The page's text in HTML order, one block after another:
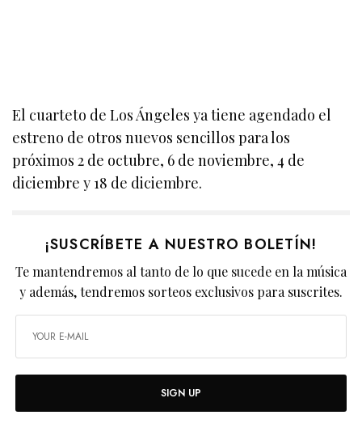
El cuarteto de Los Ángeles ya tiene agendado el
estreno de otros nuevos sencillos para los
próximos 2 de octubre, 6 de noviembre, 4 de
diciembre y 18 de diciembre.
¡SUSCRÍBETE A NUESTRO BOLETÍN!
Te mantendremos al tanto de lo que sucede en la música
y además, tendremos sorteos exclusivos para suscrites.
SIGN UP